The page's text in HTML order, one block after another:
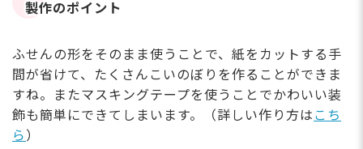
製作のポイント
ふせんの形をそのまま使うことで、紙をカットする手
間が省けて、たくさんこいのぼりを作ることができま
すね。またマスキングテープを使うことでかわいい装
飾も簡単にできてしまいます。（詳しい作り方は こち
ら ）